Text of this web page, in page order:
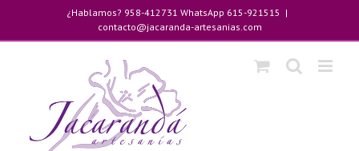
contenido
¿Hablamos? 958-412731 WhatsApp 615-921515 |
contacto@jacaranda-artesanias.com